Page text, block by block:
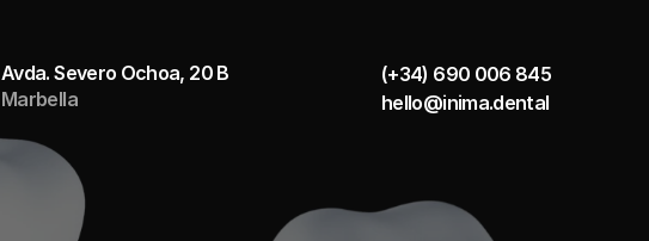
Avda. Severo Ochoa, 20 B
Marbella
(+34) 690 006 845
hello@inima.dental